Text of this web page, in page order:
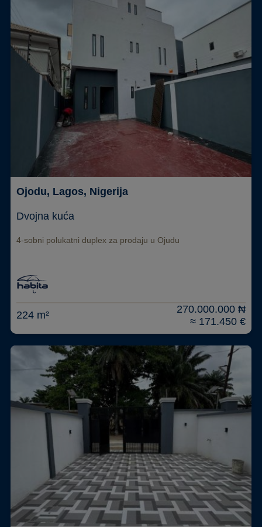
Ojodu, Lagos, Nigerija
Dvojna kuća
4-sobni polukatni duplex za prodaju u Ojudu
224 m²
270.000.000 ₦
≈ 171.450 €